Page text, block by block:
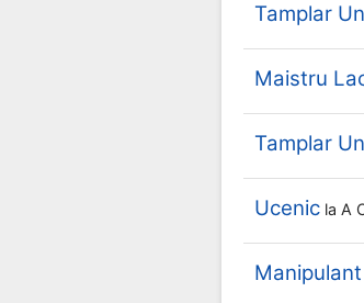
Tamplar
Maistru
Tamplar
Ucenic la A